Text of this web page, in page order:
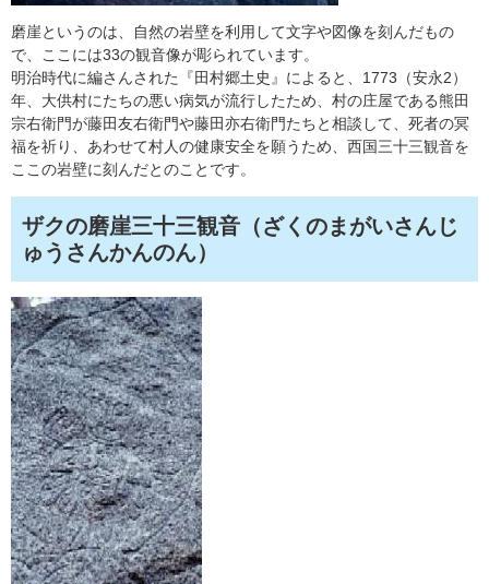
磨崖というのは、自然の岩壁を利用して文字や図像を刻んだもの
で、ここには33の観音像が彫られています。
明治時代に編さんされた『田村郷土史』によると、1773（安永2）
年、大供村にたちの悪い病気が流行したため、村の庄屋である熊田
宗右衛門が藤田友右衛門や藤田亦右衛門たちと相談して、死者の冥
福を祈り、あわせて村人の健康安全を願うため、西国三十三観音を
ここの岩壁に刻んだとのことです。
ザクの磨崖三十三観音（ざくのまがいさんじ
ゅうさんかんのん）